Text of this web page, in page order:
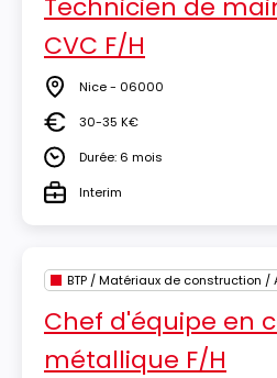
Technicien de
CVC F/H
Lieu Nice - 06000
Salaire30-35 K€
DuréeDurée: 6 mois
TypeInterim
Chef d'équipe en
métallique F/H